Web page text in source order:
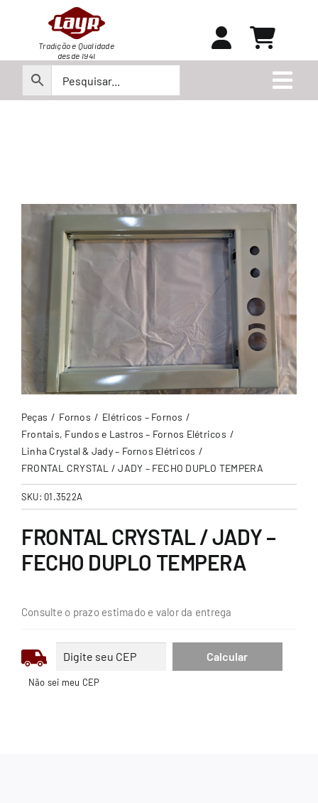
conteúdo
Tradição e Qualidade
desde 1941
Peças Fornos
Elétricos – Fornos
Frontais, Fundos e Lastros – Fornos Elétricos
Linha Crystal & Jady – Fornos Elétricos
FRONTAL CRYSTAL / JADY – FECHO DUPLO TEMPERA
SKU: 01.3522A
FRONTAL CRYSTAL / JADY –
FECHO DUPLO TEMPERA
Consulte o prazo estimado e valor da entrega
Não sei meu CEP